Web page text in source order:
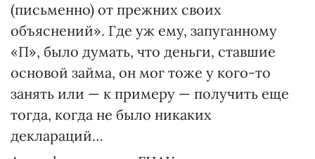
(письменно) от прежних своих
объяснений». Где уж ему, запуганному
«П», было думать, что деньги, ставшие
основой займа, он мог тоже у кого-то
занять или — к примеру — получить еще
тогда, когда не было никаких
деклараций…